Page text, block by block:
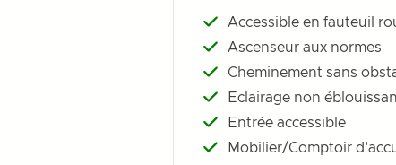
Accessible en fauteuil
Ascenseur aux normes
Cheminement sans
Eclairage non
Entrée accessible
Mobilier/Comptoir